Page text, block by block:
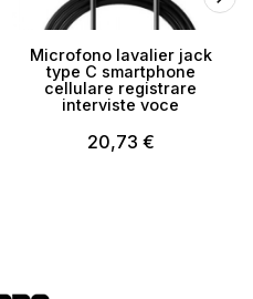
Microfono lavalier jack
type C smartphone
cellulare registrare
interviste voce
20,73 €